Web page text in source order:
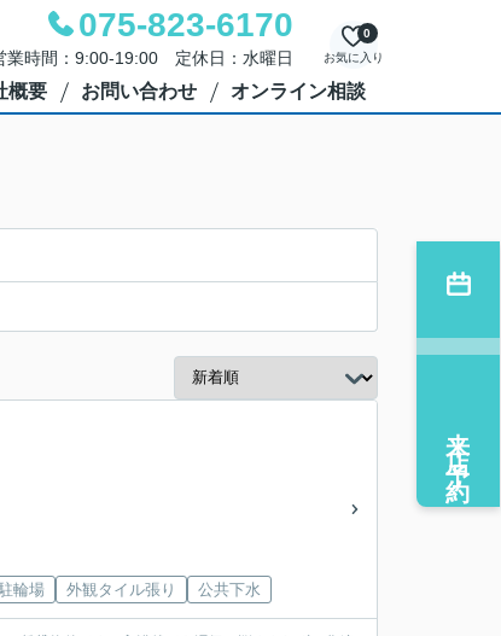
075-823-6170
業時間：9:00-19:00 定休日：水曜日 お気に入り
0
概要 お問い合わせ オンライン相談
輪場 外観タイル張り 公共下水
来店予約